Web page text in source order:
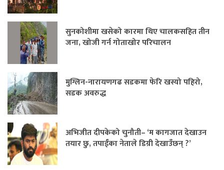
सुनकोशीमा खसेको कारमा थिए चालकसहित तीन
जना, खोजी गर्न गोताखोर परिचालन
मुग्लिन-नारायणगढ सडकमा फेरि खस्यो पहिरो,
सडक अवरुद्ध
अभिजीत दीपकेको चुनौती– ‘म कागजात देखाउन
तयार छु, तपाईंका नेताले डिग्री देखाउँछन् ?’